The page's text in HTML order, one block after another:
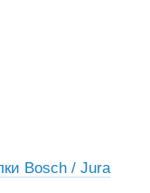
Bosch / Jura